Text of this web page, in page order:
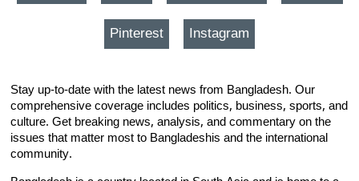
Pinterest Instagram
Stay up-to-date with the latest news from Bangladesh. Our
comprehensive coverage includes politics, business, sports, and
culture. Get breaking news, analysis, and commentary on the
issues that matter most to Bangladeshis and the international
community.